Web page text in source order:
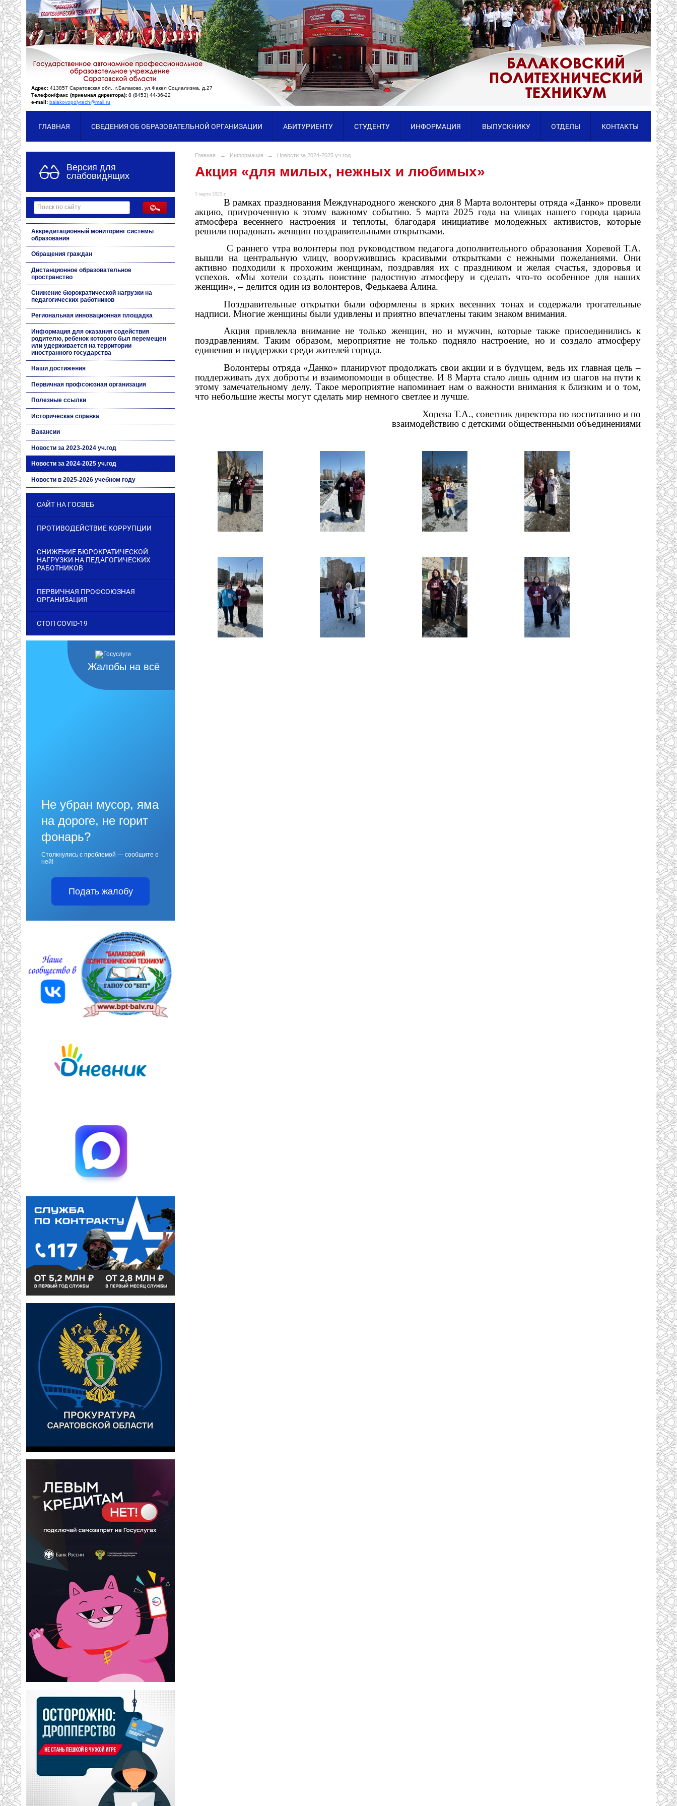
Адрес: 413857 Саратовская обл., г.Балаково, ул.Факел Социализма, д.27
Телефон/факс (приемная директора): 8 (8453) 44-36-22
e-mail: balakovopolytech@mail.ru
ГЛАВНАЯ СВЕДЕНИЯ ОБ ОБРАЗОВАТЕЛЬНОЙ ОРГАНИЗАЦИИ АБИТУРИЕНТУ СТУДЕНТУ ИНФОРМАЦИЯ ВЫПУСКНИКУ ОТДЕЛЫ КОНТАКТЫ
Версия для
слабовидящих
Аккредитационный мониторинг системы
образования
Обращения граждан
Дистанционное образовательное
пространство
Снижение бюрократической нагрузки на
педагогических работников
Региональная инновационная площадка
Информация для оказания содействия
родителю, ребенок которого был перемещен
или удерживается на территории
иностранного государства
Наши достижения
Первичная профсоюзная организация
Полезные ссылки
Историческая справка
Вакансии
Новости за 2023-2024 уч.год
Новости за 2024-2025 уч.год
Новости в 2025-2026 учебном году
САЙТ НА ГОСВЕБ
ПРОТИВОДЕЙСТВИЕ КОРРУПЦИИ
СНИЖЕНИЕ БЮРОКРАТИЧЕСКОЙ
НАГРУЗКИ НА ПЕДАГОГИЧЕСКИХ
РАБОТНИКОВ
ПЕРВИЧНАЯ ПРОФСОЮЗНАЯ
ОРГАНИЗАЦИЯ
СТОП COVID-19
Жалобы на всё
Не убран мусор, яма
на дороге, не горит
фонарь?
Столкнулись с проблемой — сообщите о
ней!
Подать жалобу
Главная → Информация → Новости за 2024-2025 уч.год
Акция «для милых, нежных и любимых»
5 марта 2025 г.
В рамках празднования Международного женского дня 8 Марта волонтеры отряда «Данко» провели
акцию, приуроченную к этому важному событию. 5 марта 2025 года на улицах нашего города царила
атмосфера весеннего настроения и теплоты, благодаря инициативе молодежных активистов, которые
решили порадовать женщин поздравительными открытками.
С раннего утра волонтеры под руководством педагога дополнительного образования Хоревой Т.А.
вышли на центральную улицу, вооружившись красивыми открытками с нежными пожеланиями. Они
активно подходили к прохожим женщинам, поздравляя их с праздником и желая счастья, здоровья и
успехов. «Мы хотели создать поистине радостную атмосферу и сделать что-то особенное для наших
женщин», – делится один из волонтеров, Федькаева Алина.
Поздравительные открытки были оформлены в ярких весенних тонах и содержали трогательные
надписи. Многие женщины были удивлены и приятно впечатлены таким знаком внимания.
Акция привлекла внимание не только женщин, но и мужчин, которые также присоединились к
поздравлениям. Таким образом, мероприятие не только подняло настроение, но и создало атмосферу
единения и поддержки среди жителей города.
Волонтеры отряда «Данко» планируют продолжать свои акции и в будущем, ведь их главная цель –
поддерживать дух доброты и взаимопомощи в обществе. И 8 Марта стало лишь одним из шагов на пути к
этому замечательному делу. Такое мероприятие напоминает нам о важности внимания к близким и о том,
что небольшие жесты могут сделать мир немного светлее и лучше.
Хорева Т.А., советник директора по воспитанию и по
взаимодействию с детскими общественными объединениями